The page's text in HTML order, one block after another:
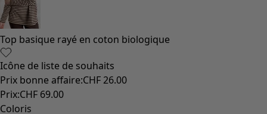
Top basique rayé en coton biologique
Icône de liste de souhaits
Prix bonne affaire:CHF 26.00
Prix:CHF 69.00
Coloris